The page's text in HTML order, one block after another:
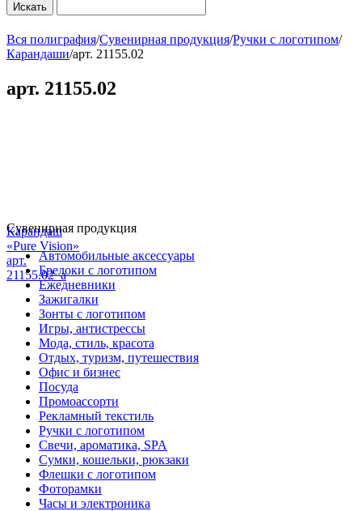
Искать
Вся полиграфия/Сувенирная продукция/Ручки с логотипом/
Карандаши/арт. 21155.02
арт. 21155.02
Карандаш
«Pure Vision»
арт.
21155.02_a
Сувенирная продукция
Автомобильные аксессуары
Брелоки с логотипом
Ежедневники
Зажигалки
Зонты с логотипом
Игры, антистрессы
Мода, стиль, красота
Отдых, туризм, путешествия
Офис и бизнес
Посуда
Промоассорти
Рекламный текстиль
Ручки с логотипом
Свечи, ароматика, SPA
Сумки, кошельки, рюкзаки
Флешки с логотипом
Фоторамки
Часы и электроника